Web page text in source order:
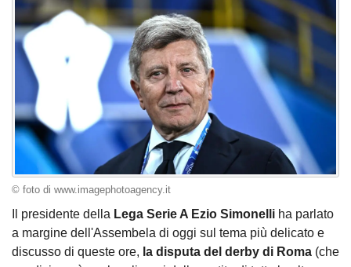
© foto di www.imagephotoagency.it
Il presidente della Lega Serie A Ezio Simonelli ha parlato
a margine dell'Assembela di oggi sul tema più delicato e
discusso di queste ore, la disputa del derby di Roma (che